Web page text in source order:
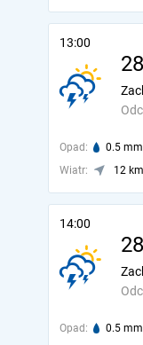
13:00
Opad: 0.5 mm
Wiatr:
12
14:00
Opad: 0.5 mm